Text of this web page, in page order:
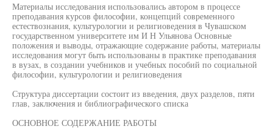
Материалы исследования использовались автором в процессе
преподавания курсов философии, концепций современного
естествознания, культурологии и религиоведения в Чувашском
государственном университете им И Н Ульянова Основные
положения и выводы, отражающие содержание работы, материалы
исследования могут быть использованы в практике преподавания
в вузах, в создании учебников и учебных пособий по социальной
философии, культурологии и религиоведения
Структура диссертации состоит из введения, двух разделов, пяти
глав, заключения и библиографического списка
ОСНОВНОЕ СОДЕРЖАНИЕ РАБОТЫ